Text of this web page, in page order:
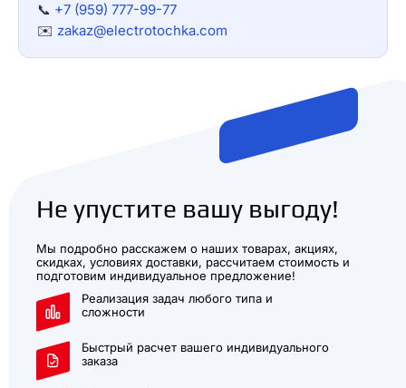
📞 +7 (959) 777-99-77
✉️ zakaz@electrotochka.com
Не упустите вашу выгоду!
Мы подробно расскажем о наших товарах, акциях,
скидках, условиях доставки, рассчитаем стоимость и
подготовим индивидуальное предложение!
Реализация задач любого типа и
сложности
Быстрый расчет вашего индивидуального
заказа